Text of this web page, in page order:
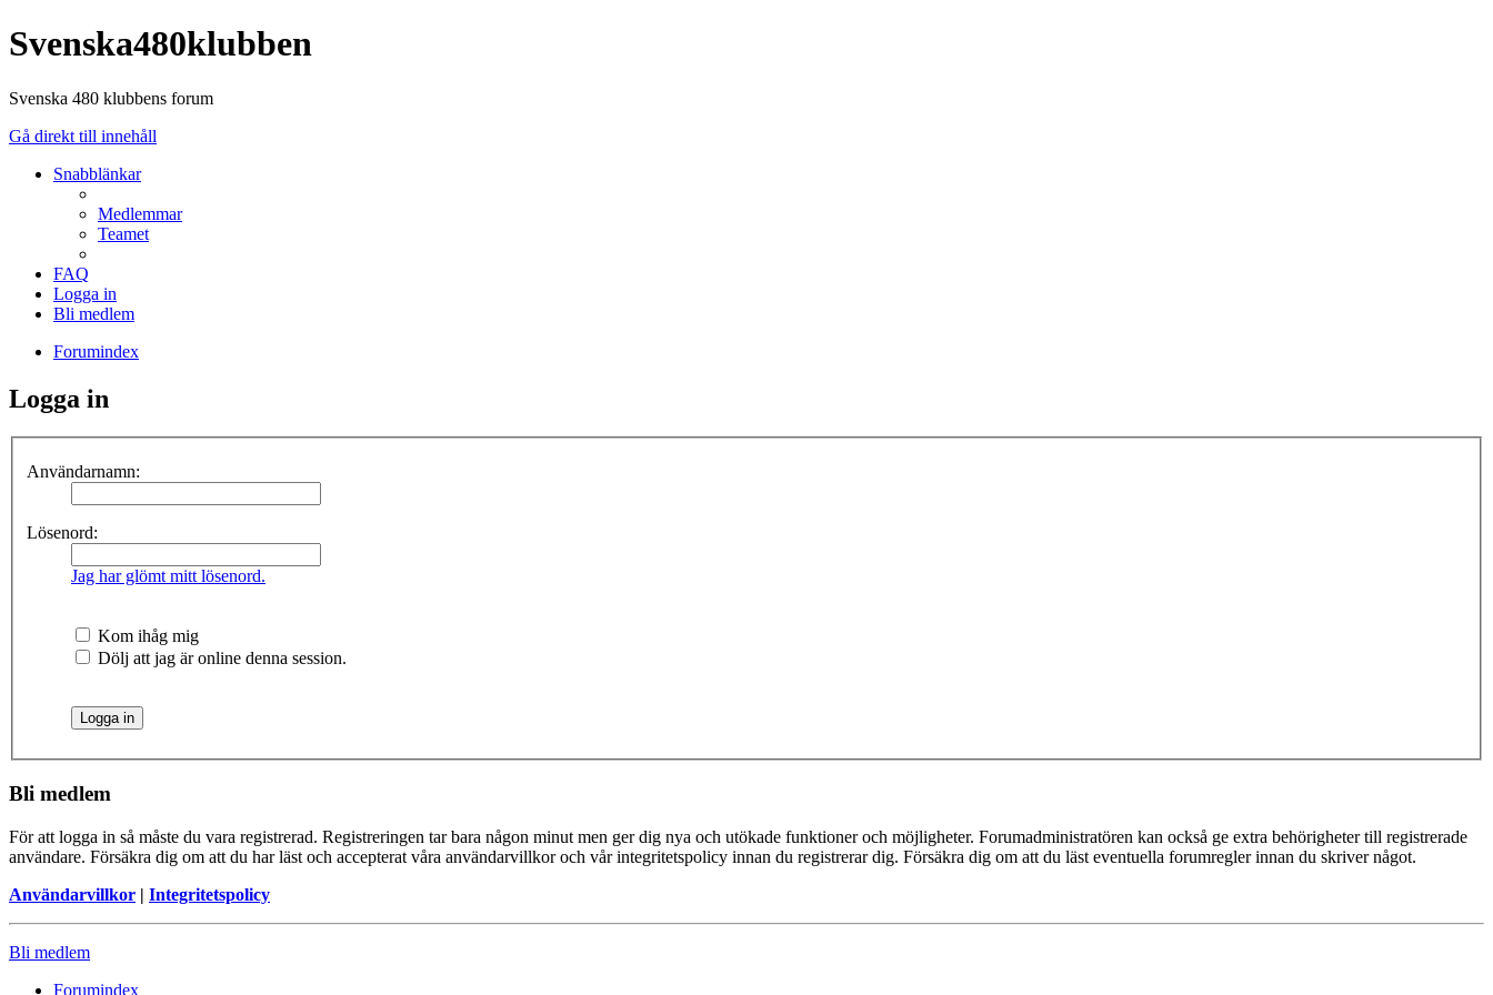
Svenska480klubben
Svenska 480 klubbens forum
Gå direkt till innehåll
Snabblänkar
Medlemmar
Teamet
FAQ
Logga in
Bli medlem
Forumindex
Logga in
Användarnamn:
Lösenord:
Jag har glömt mitt lösenord.
Kom ihåg mig
Dölj att jag är online denna session.
Bli medlem
För att logga in så måste du vara registrerad. Registreringen tar bara någon minut men ger dig nya och utökade funktioner och möjligheter. Forumadministratören kan också ge extra behörigheter till registrerade
användare. Försäkra dig om att du har läst och accepterat våra användarvillkor och vår integritetspolicy innan du registrerar dig. Försäkra dig om att du läst eventuella forumregler innan du skriver något.
Användarvillkor | Integritetspolicy
Bli medlem
Forumindex